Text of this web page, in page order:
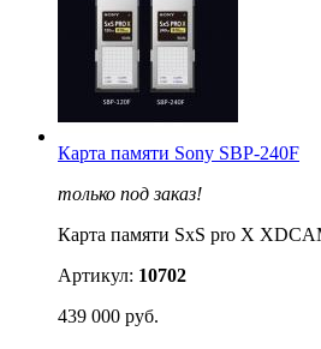
Карта памяти Sony SBP-240F
только под заказ!
Карта памяти SxS pro X
Артикул: 10702
439 000 руб.